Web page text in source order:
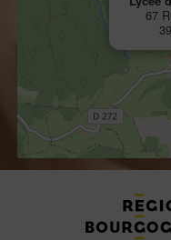
67
Tuteurs,